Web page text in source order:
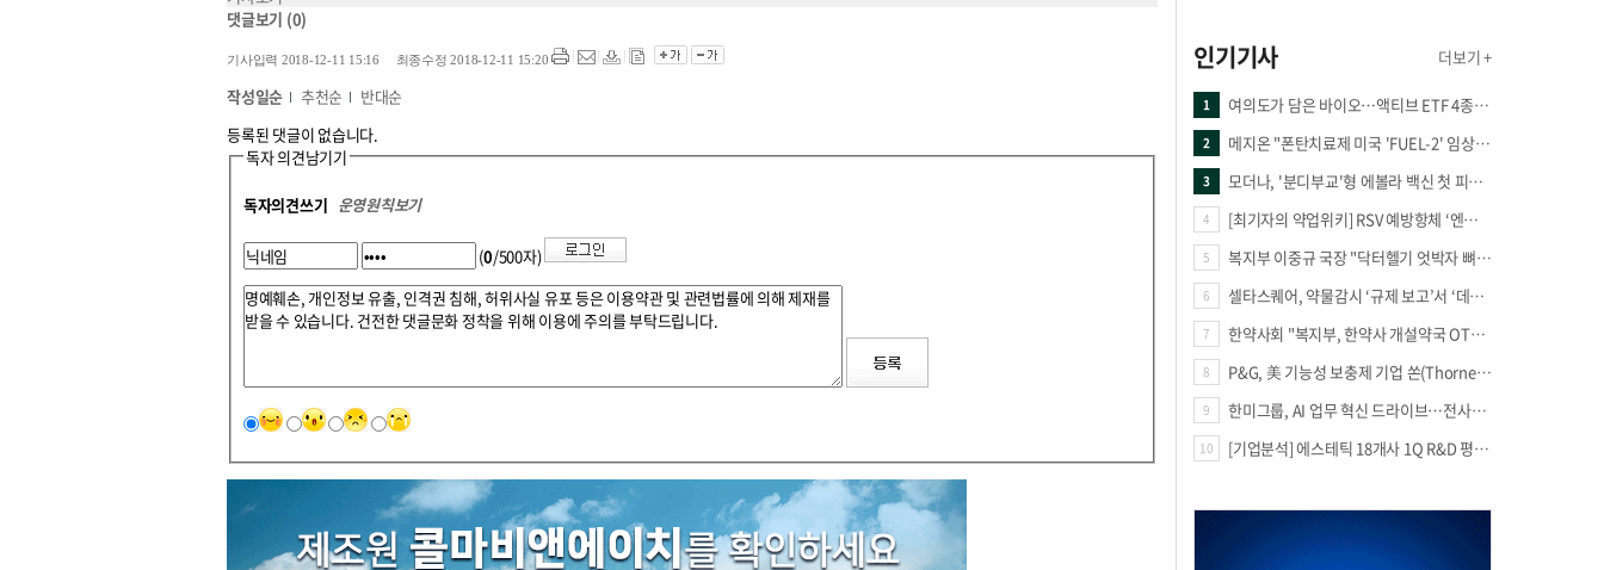
댓글보기 (0)
기사입력 2018-12-11 15:16 최종수정 2018-12-11 15:20
작성일순 추천순
반대순
등록된 댓글이 없습니다.
독자 의견남기기
독자의견쓰기 운영원칙보기
(0/500자)
인기기사 더보기 +
1 여의도가 담은 바이오…액티브 ETF 4종의 선택은
2 메지온 "폰탄치료제 미국 'FUEL-2' 임상 프로토콜 영국 승인"
3 모더나, '분디부교'형 에볼라 백신 첫 피험자 접종
4 [최기자의 약업위키] RSV 예방항체 ‘엔플론시아’
5 복지부 이중규 국장 "닥터헬기 엇박자 뼈아파… 외상체계 전면 재정립"
6 셀타스퀘어, 약물감시 ‘규제 보고’서 ‘데이터 의사결정’으로 "PVX 전환 요구 커진다"
7 한약사회 "복지부, 한약사 개설약국 OTC 공급 방해 더는 방관 말아야"
8 P&G, 美 기능성 보충제 기업 쏜(Thorne) 인수
9 한미그룹, AI 업무 혁신 드라이브…전사적 AI 활용 문화 구축
10 [기업분석] 에스테틱 18개사 1Q R&D 평균 69억…3.8%↑